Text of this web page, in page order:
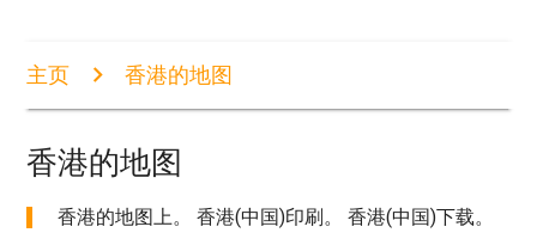
主页 香港的地图
香港的地图
香港的地图上。 香港(中国)印刷。 香港(中国)下载。